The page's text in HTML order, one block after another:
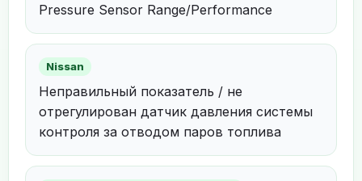
Pressure Sensor Range/Performance
Nissan
Неправильный показатель / не
отрегулирован датчик давления системы
контроля за отводом паров топлива